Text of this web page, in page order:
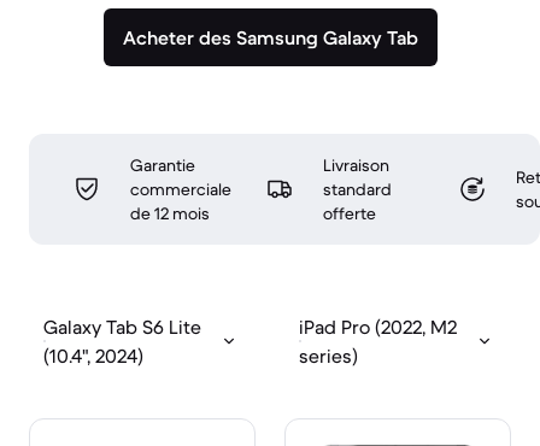
Acheter des Samsung Galaxy Tab
Garantie
commerciale
de 12 mois
Livraison
standard
offerte
Galaxy Tab S6 Lite
(10.4", 2024)
iPad Pro (2022, M2
series)